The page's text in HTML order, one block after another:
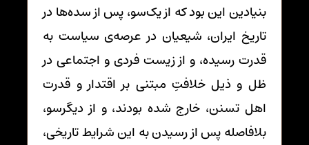
بنیادین این بود که از یک‌سو، پس از سده‌ها در
تاریخ ایران، شیعیان در عرصه‌ی سیاست به
قدرت رسیده، و از زیست فردی و اجتماعی در
ظل و ذیل خلافتِ مبتنی بر اقتدار و قدرت
اهل تسنن، خارج شده بودند، و از دیگرسو،
بلافاصله پس از رسیدن به این شرایط تاریخی،